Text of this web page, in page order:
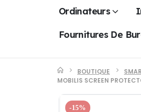
Ordinateurs
Fournitures De
BOUTIQUE
MOBILIS SCREEN
-15%